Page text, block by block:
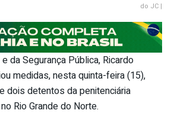
do JC |
da Segurança Pública, Ricardo
medidas, nesta quinta-feira (15),
dois detentos da penitenciária
Rio Grande do Norte.